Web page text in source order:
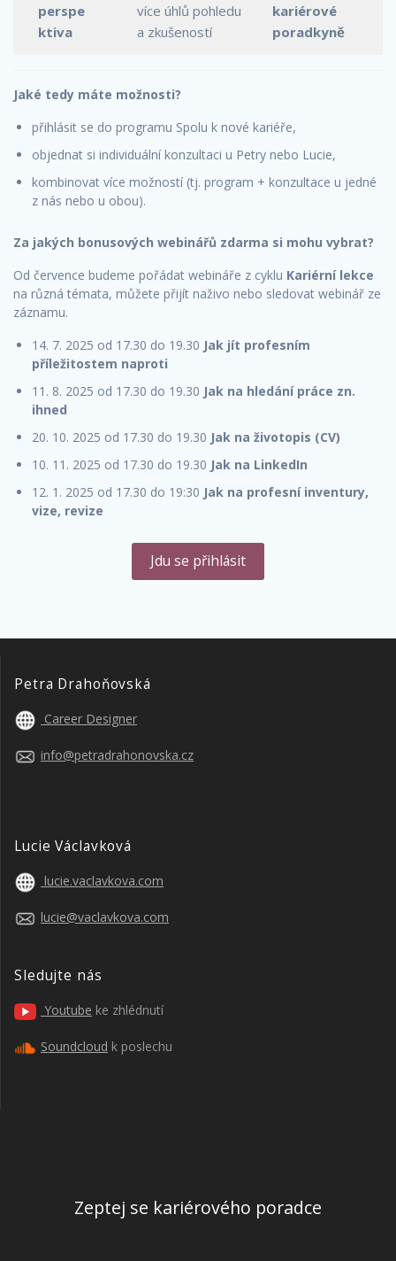
perspe
ktiva
více úhlů pohledu
a zkušeností
kariérové
poradkyně
Jaké tedy máte možnosti?
přihlásit se do programu Spolu k nové kariéře,
objednat si individuální konzultaci u Petry nebo Lucie,
kombinovat více možností (tj. program + konzultace u jedné
z nás nebo u obou).
Za jakých bonusových webinářů zdarma si mohu vybrat?
Od července budeme pořádat webináře z cyklu Kariérní lekce
na různá témata, můžete přijít naživo nebo sledovat webinář ze
záznamu.
14. 7. 2025 od 17.30 do 19.30 Jak jít profesním
příležitostem naproti
11. 8. 2025 od 17.30 do 19.30 Jak na hledání práce zn.
ihned
20. 10. 2025 od 17.30 do 19.30 Jak na životopis (CV)
10. 11. 2025 od 17.30 do 19.30 Jak na LinkedIn
12. 1. 2025 od 17.30 do 19:30 Jak na profesní inventury,
vize, revize
Jdu se přihlásit
Petra Drahoňovská
Career Designer
info@petradrahonovska.cz
Lucie Václavková
lucie.vaclavkova.com
lucie@vaclavkova.com
Sledujte nás
Youtube ke zhlédnutí
Soundcloud k poslechu
Zeptej se kariérového poradce